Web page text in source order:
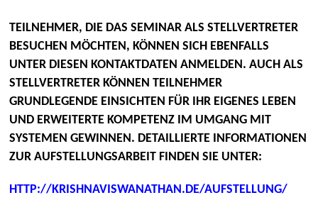
TEILNEHMER, DIE DAS SEMINAR ALS STELLVERTRETER
BESUCHEN MÖCHTEN, KÖNNEN SICH EBENFALLS
UNTER DIESEN KONTAKTDATEN ANMELDEN. AUCH ALS
STELLVERTRETER KÖNNEN TEILNEHMER
GRUNDLEGENDE EINSICHTEN FÜR IHR EIGENES LEBEN
UND ERWEITERTE KOMPETENZ IM UMGANG MIT
SYSTEMEN GEWINNEN. DETAILLIERTE INFORMATIONEN
ZUR AUFSTELLUNGSARBEIT FINDEN SIE UNTER:
HTTP://KRISHNAVISWANATHAN.DE/AUFSTELLUNG/